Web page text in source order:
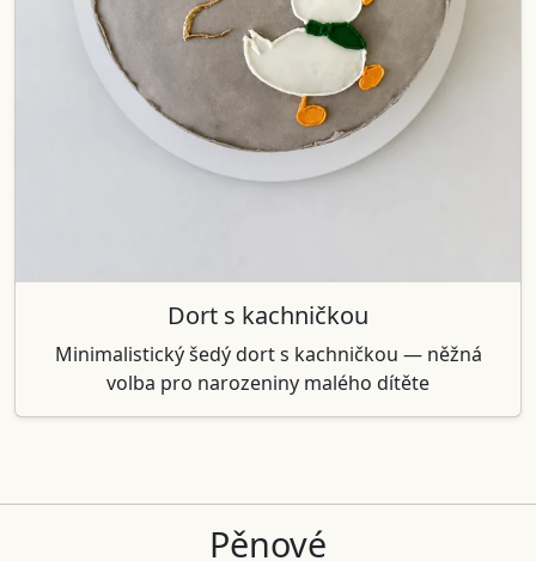
Dort s kachničkou
Minimalistický šedý dort s kachničkou — něžná
volba pro narozeniny malého dítěte
Pěnové